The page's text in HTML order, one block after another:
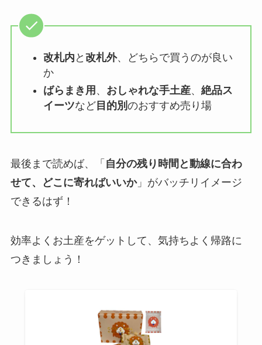
改札内 と 改札外、どちらで買うのが良い
か
ばらまき用 、 おしゃれな手土産、 絶品ス
イーツなど目的別 のおすすめ売り場
最後まで読めば、「 自分の残り時間と動線に合わ
せて、どこに寄ればいいか」がバッチリイメージ
できるはず！
効率よくお土産をゲットして、気持ちよく帰路に
つきましょう！